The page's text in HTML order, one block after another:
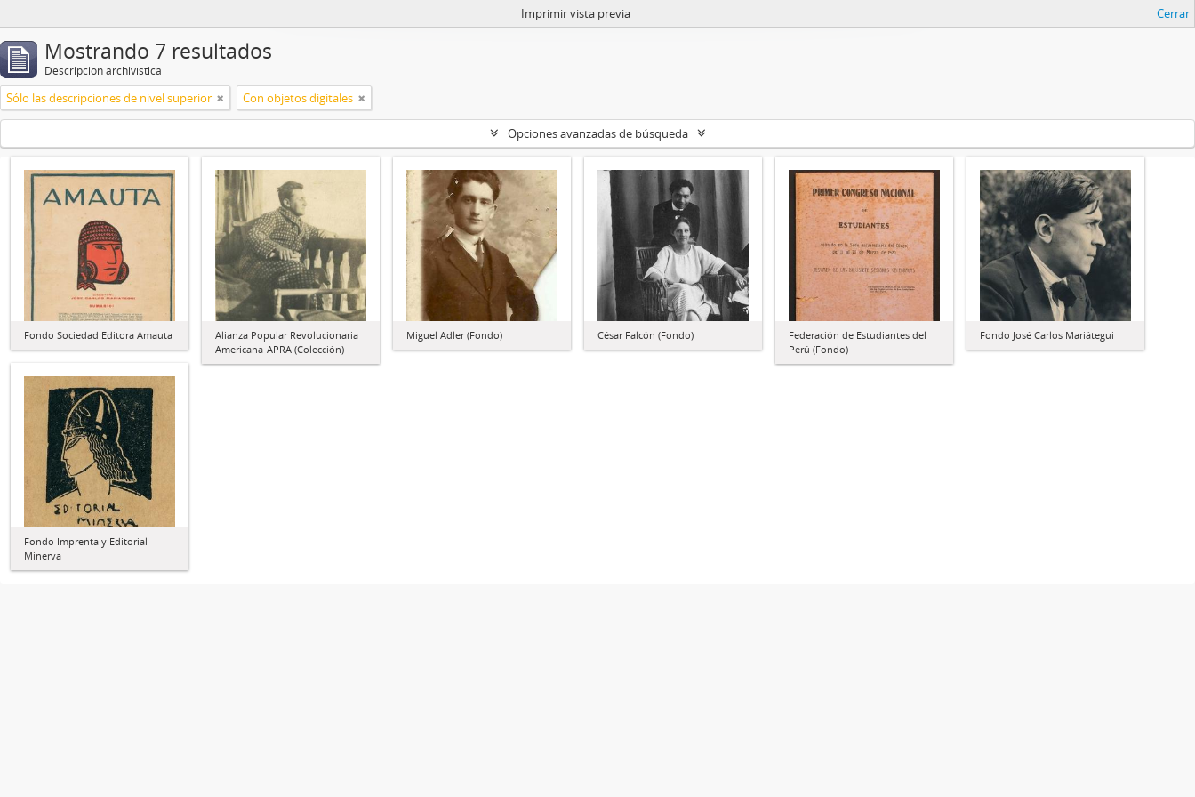
Imprimir vista previa Cerrar
Mostrando 7 resultados
Descripción archivística
Sólo las descripciones de nivel superior Con objetos digitales
Opciones avanzadas de búsqueda
Fondo Sociedad Editora Amauta
Alianza Popular Revolucionaria
Americana-APRA (Colección)
Miguel Adler (Fondo) César Falcón (Fondo)
Federación de Estudiantes del
Perú (Fondo)
Fondo José Carlos Mariátegui
Fondo Imprenta y Editorial
Minerva